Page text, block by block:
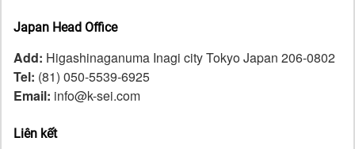
Japan Head Office
Add: Higashinaganuma Inagi city Tokyo Japan 206-0802
Tel: (81) 050-5539-6925
Email: info@k-sei.com
Liên kết